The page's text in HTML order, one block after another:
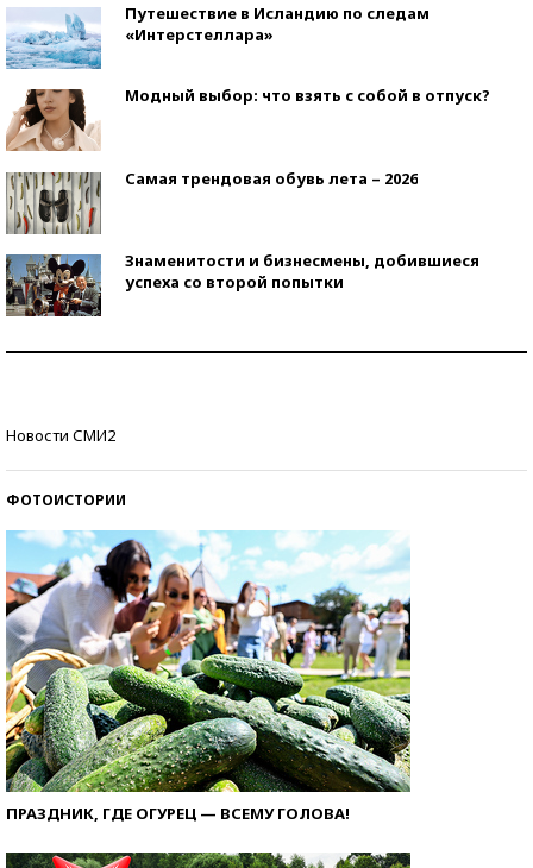
Путешествие в Исландию по следам
«Интерстеллара»
Модный выбор: что взять с собой в отпуск?
Самая трендовая обувь лета – 2026
Знаменитости и бизнесмены, добившиеся
успеха со второй попытки
Новости СМИ2
ФОТОИСТОРИИ
ПРАЗДНИК, ГДЕ ОГУРЕЦ — ВСЕМУ ГОЛОВА!